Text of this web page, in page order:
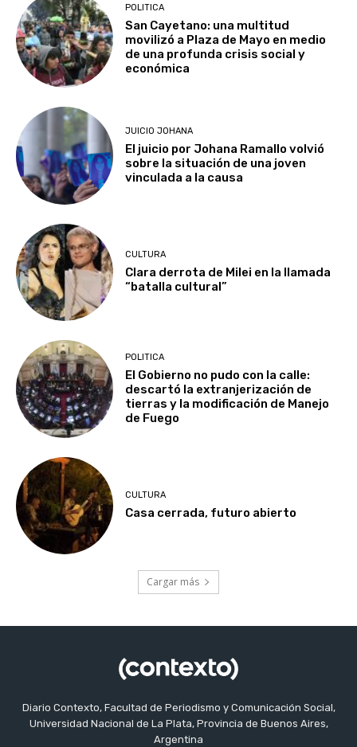
POLITICA
San Cayetano: una multitud
movilizó a Plaza de Mayo en medio
de una profunda crisis social y
económica
JUICIO JOHANA
El juicio por Johana Ramallo volvió
sobre la situación de una joven
vinculada a la causa
CULTURA
Clara derrota de Milei en la llamada
“batalla cultural”
POLITICA
El Gobierno no pudo con la calle:
descartó la extranjerización de
tierras y la modificación de Manejo
de Fuego
CULTURA
Casa cerrada, futuro abierto
Cargar más
Diario Contexto, Facultad de Periodismo y Comunicación Social,
Universidad Nacional de La Plata, Provincia de Buenos Aires,
Argentina